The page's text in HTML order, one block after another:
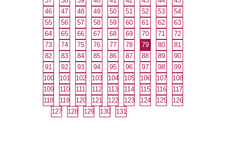
46
47 48 49 50 51 52 53
54
55
56 57 58 59 60 61 62
63
64
65 66 67 68 69 70 71
72
73
74 75 76 77 78 79 80
81
82
83 84 85 86 87 88 89
90
91
92 93 94 95 96 97 98
99
100
101 102 103 104 105 106 107
108
109
110 111 112 113 114 115 116
117
118
119 120 121 122 123 124 125
126
127
128 129 130 131